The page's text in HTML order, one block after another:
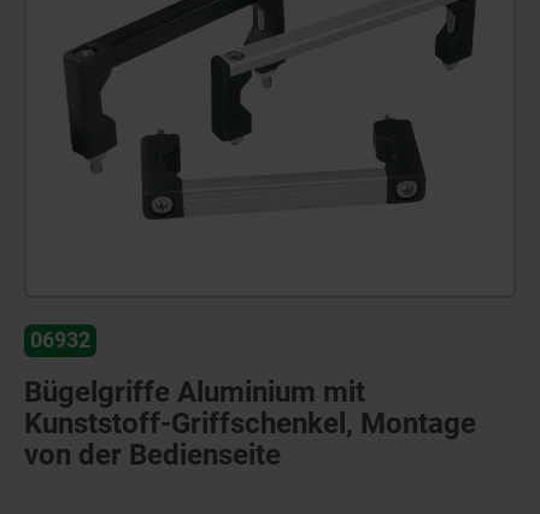
06932
Bügelgriffe Aluminium mit
Kunststoff-Griffschenkel, Montage
von der Bedienseite